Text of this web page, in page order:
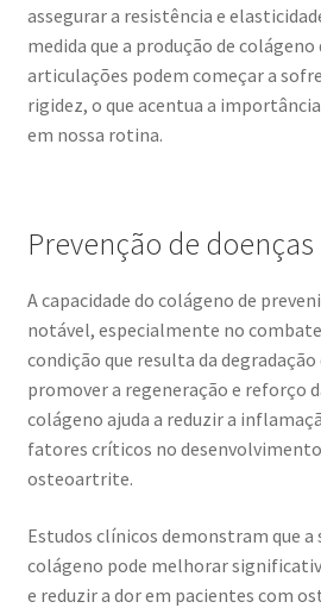
assegurar a resistência e
medida que a produção de
articulações podem começar a
rigidez, o que acentua a
em nossa rotina.
Prevenção de
A capacidade do colágeno de
notável, especialmente no
condição que resulta da
promover a regeneração e reforço
colágeno ajuda a reduzir a
fatores críticos no
osteoartrite.
Estudos clínicos demonstram que
colágeno pode melhorar
e reduzir a dor em pacientes com